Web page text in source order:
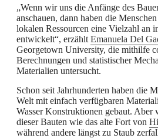
„Wenn wir uns die Anfänge des
anschauen, dann haben die
lokalen Ressourcen eine Vielzahl an
entwickelt“, erzählt Emanuela Del
Georgetown University, die mithilfe
Berechnungen und statistischer
Materialien untersucht.
Schon seit Jahrhunderten haben die
Welt mit einfach verfügbaren
Wasser Konstruktionen gebaut. Aber
dieser Bauten wie das alte Fort von
während andere längst zu Staub